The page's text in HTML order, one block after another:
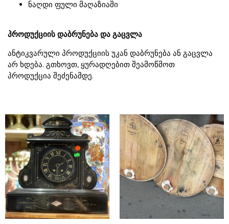
ნაღდი ფული მაღაზიაში
პროდუქციის დაბრუნება და გაცვლა
ანტიკვარული პროდუქციის უკან დაბრუნება ან გაცვლა
არ ხდება. გთხოვთ, ყურადღებით შეამოწმოთ
პროდუქცია შეძენამდე.